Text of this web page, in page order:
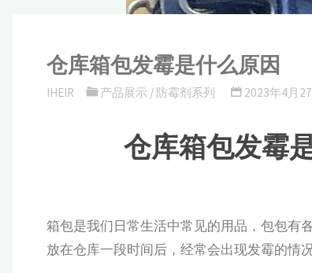
仓库箱包发霉是什么原因
IHEIR 产品展示 / 防霉剂系列 2023年4月
仓库箱包发霉是
箱包是我们日常生活中常见的用品，包包有
放在仓库一段时间后，经常会出现发霉的情